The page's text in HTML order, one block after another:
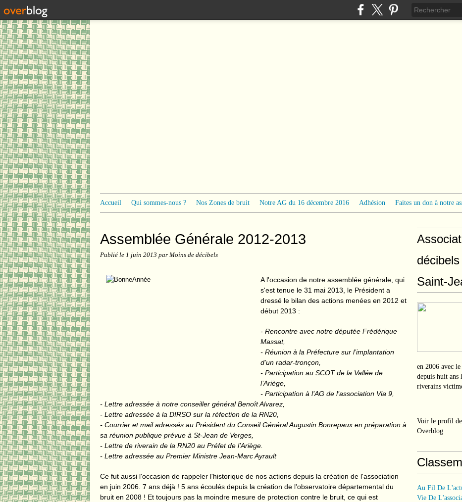
Accueil Qui sommes-nous ? Nos Zones de bruit Notre AG du 16 décembre 2016 Adhésion Faites un don à notre
Assemblée Générale 2012-2013
Publié le 1 juin 2013 par Moins de décibels
A l'occasion de notre assemblée générale, qui
s'est tenue le 31 mai 2013, le Président a
dressé le bilan des actions menées en 2012 et
début 2013 :
- Rencontre avec notre députée Frédérique
Massat,
- Réunion à la Préfecture sur l’implantation
d’un radar-tronçon,
- Participation au SCOT de la Vallée de
l’Ariège,
- Participation à l’AG de l’association Via 9,
- Lettre adressée à notre conseiller général Benoît Alvarez,
- Lettre adressée à la DIRSO sur la réfection de la RN20,
- Courrier et mail adressés au Président du Conseil Général Augustin Bonrepaux en préparation à
sa réunion publique prévue à St-Jean de Verges,
- Lettre de riverain de la RN20 au Préfet de l’Ariège.
- Lettre adressée au Premier Ministre Jean-Marc Ayrault
Ce fut aussi l'occasion de rappeler l'historique de nos actions depuis la création de l'association
en juin 2006. 7 ans déjà ! 5 ans écoulés depuis la création de l'observatoire départemental du
bruit en 2008 ! Et toujours pas la moindre mesure de protection contre le bruit, ce qui est
Saint-
en 2006 avec
depuis huit ans
riverains
Voir le profil de
Overblog
Au Fil De
Vie De